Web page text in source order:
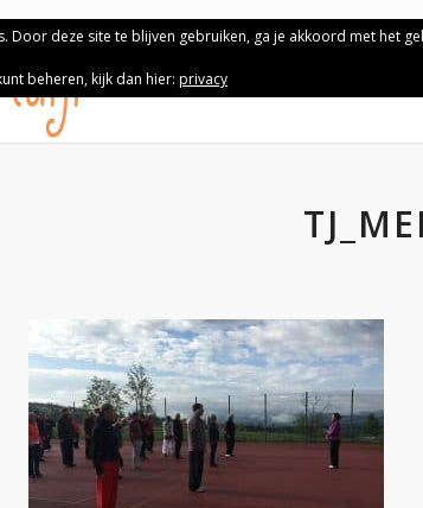
Door deze site te blijven gebruiken, ga je akkoord met het
beheren, kijk dan hier: privacy